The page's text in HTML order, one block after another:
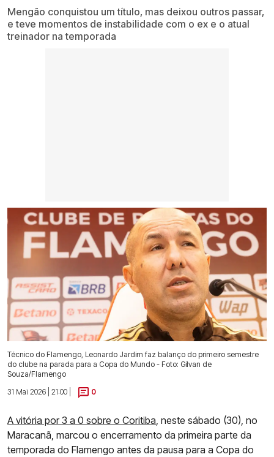
Mengão conquistou um título, mas deixou outros passar,
e teve momentos de instabilidade com o ex e o atual
treinador na temporada
Técnico do Flamengo, Leonardo Jardim faz balanço do primeiro semestre
do clube na parada para a Copa do Mundo - Foto: Gilvan de
Souza/Flamengo
31 Mai 2026 | 21:00 |
0
A vitória por 3 a 0 sobre o Coritiba , neste sábado (30), no
Maracanã, marcou o encerramento da primeira parte da
temporada do Flamengo antes da pausa para a Copa do